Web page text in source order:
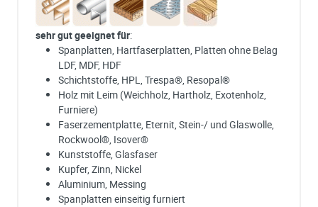
sehr gut geeignet für:
Spanplatten, Hartfaserplatten, Platten ohne Belag
LDF, MDF, HDF
Schichtstoffe, HPL, Trespa®, Resopal®
Holz mit Leim (Weichholz, Hartholz, Exotenholz,
Furniere)
Faserzementplatte, Eternit, Stein-/ und Glaswolle,
Rockwool®, Isover®
Kunststoffe, Glasfaser
Kupfer, Zinn, Nickel
Aluminium, Messing
Spanplatten einseitig furniert